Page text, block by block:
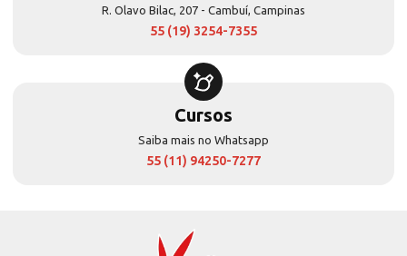
R. Olavo Bilac, 207 - Cambuí, Campinas
55 (19) 3254-7355
Cursos
Saiba mais no Whatsapp
55 (11) 94250-7277